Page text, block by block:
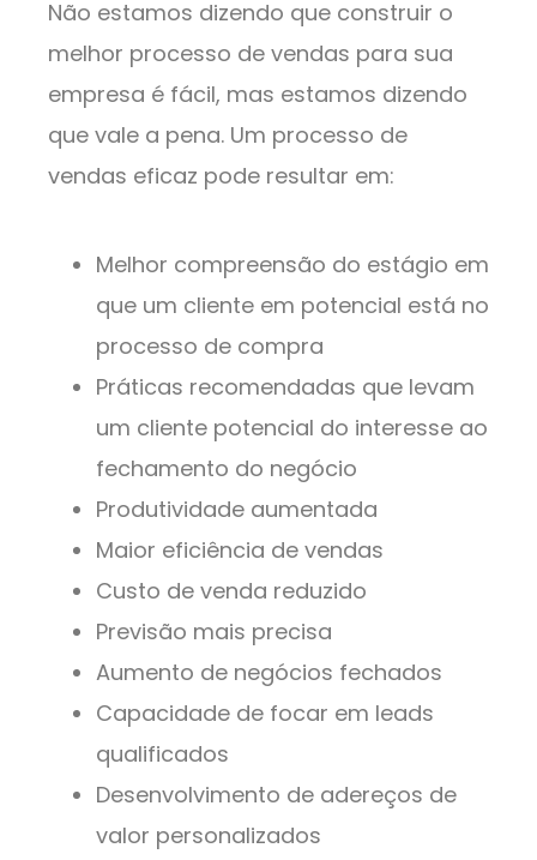
Não estamos dizendo que construir o
melhor processo de vendas para sua
empresa é fácil, mas estamos dizendo
que vale a pena. Um processo de
vendas eficaz pode resultar em:
Melhor compreensão do estágio em
que um cliente em potencial está no
processo de compra
Práticas recomendadas que levam
um cliente potencial do interesse ao
fechamento do negócio
Produtividade aumentada
Maior eficiência de vendas
Custo de venda reduzido
Previsão mais precisa
Aumento de negócios fechados
Capacidade de focar em leads
qualificados
Desenvolvimento de adereços de
valor personalizados